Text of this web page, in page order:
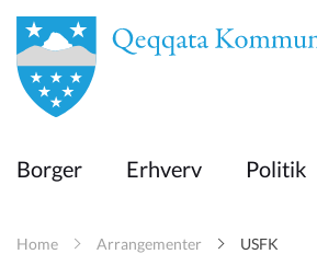
en
Borger
Erhverv
Borger Erhverv Politik
Home Arrangementer USFK